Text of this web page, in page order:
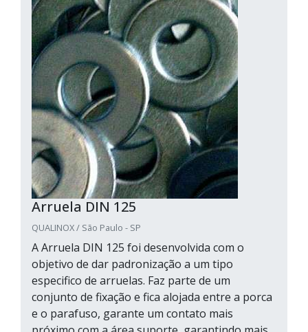
Arruela DIN 125
QUALINOX / São Paulo - SP
A Arruela DIN 125 foi desenvolvida com o
objetivo de dar padronização a um tipo
especifico de arruelas. Faz parte de um
conjunto de fixação e fica alojada entre a porca
e o parafuso, garante um contato mais